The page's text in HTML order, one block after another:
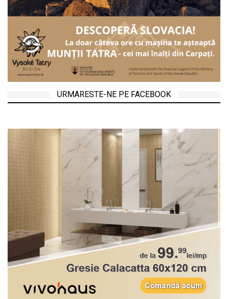
URMARESTE-NE PE FACEBOOK